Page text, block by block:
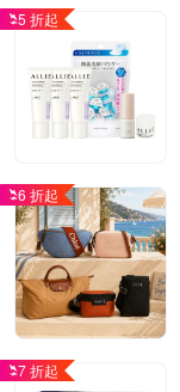
5 折起
6 折起
7 折起